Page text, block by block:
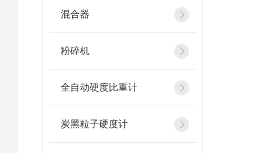
混合器
粉碎机
全自动硬度比重计
炭黑粒子硬度计